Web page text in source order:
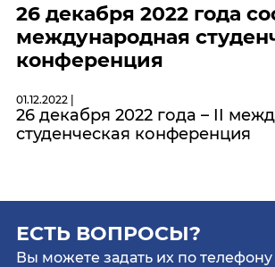
26 декабря 2022 года
международная
конференция
01.12.2022 |
26 декабря 2022 года – II
студенческая конференция
ЕСТЬ ВОПРОСЫ?
Вы можете задать их по телефону